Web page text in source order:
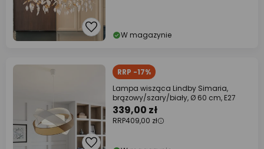
W magazynie
RRP -17%
Lampa wisząca Lindby Simaria,
brązowy/szary/biały, Ø 60 cm, E27
339,00 zł
RRP409,00 zł